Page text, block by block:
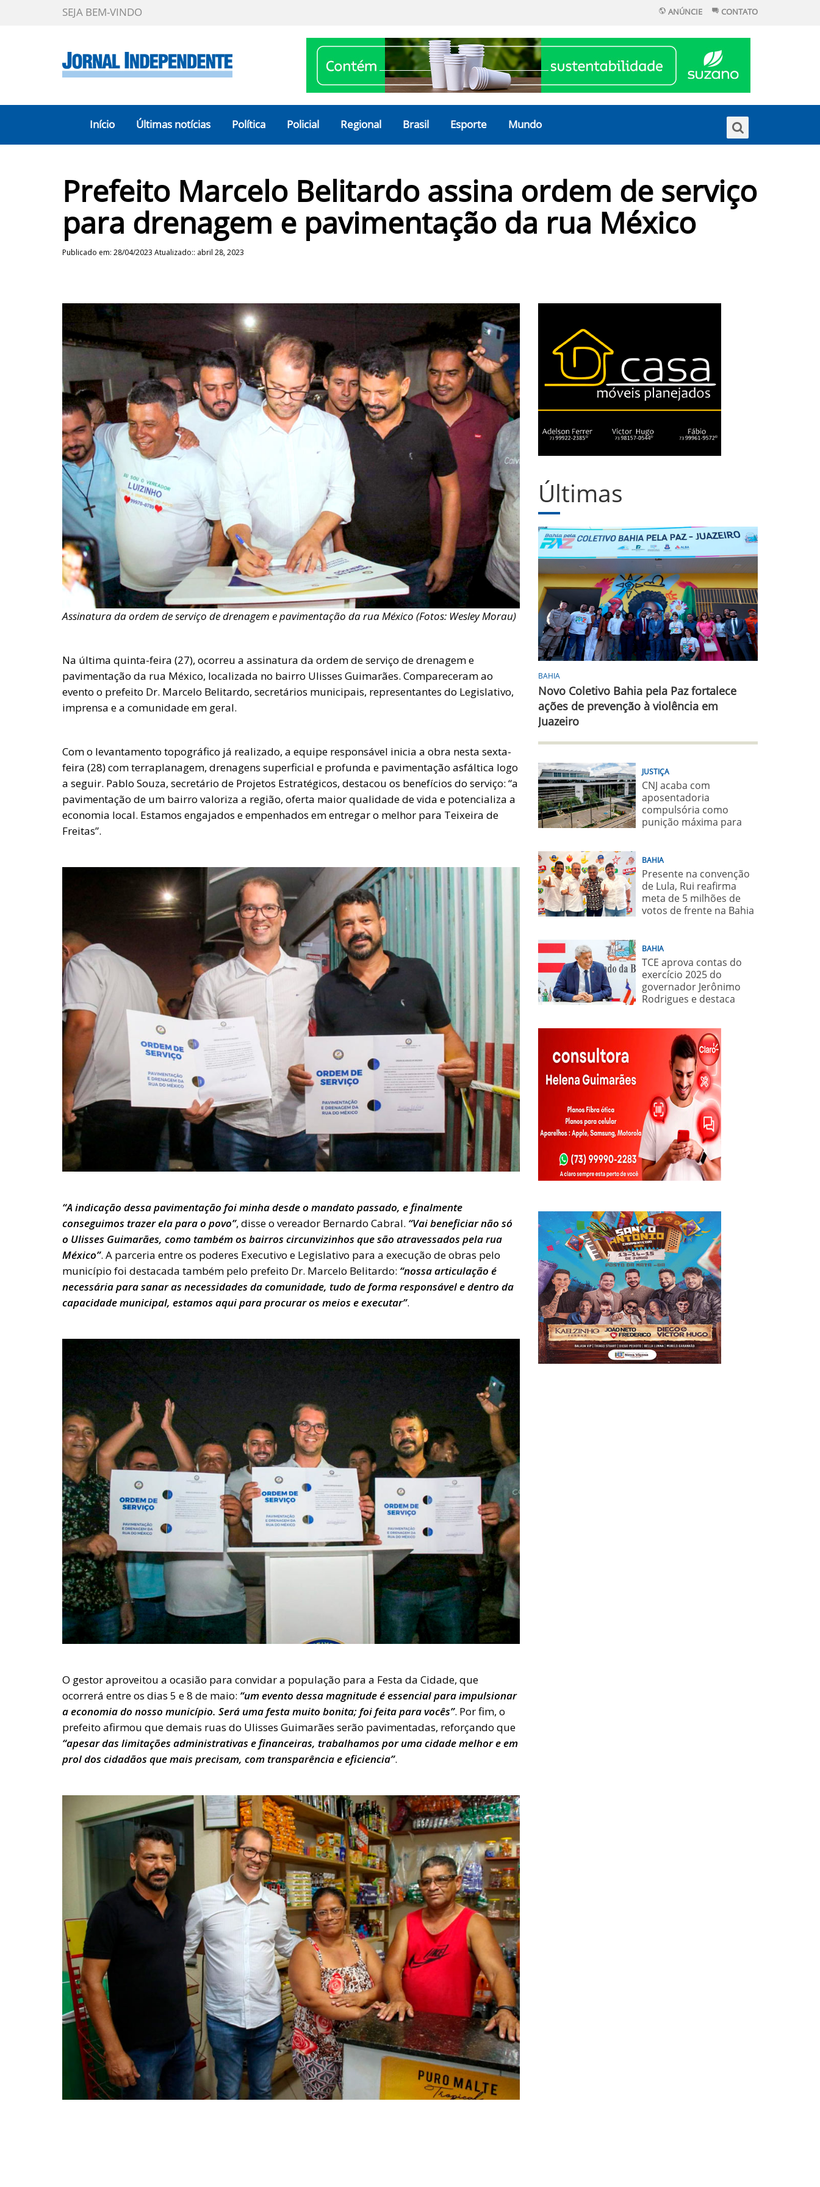
SEJA BEM-VINDO ANÚNCIE CONTATO
Início Últimas notícias Política Policial Regional Brasil Esporte Mundo
Prefeito Marcelo Belitardo assina ordem de serviço
para drenagem e pavimentação da rua México
Publicado em: 28/04/2023 Atualizado:: abril 28, 2023
Assinatura da ordem de serviço de drenagem e pavimentação da rua México (Fotos: Wesley Morau)
Na última quinta-feira (27), ocorreu a assinatura da ordem de serviço de drenagem e
pavimentação da rua México, localizada no bairro Ulisses Guimarães. Compareceram ao
evento o prefeito Dr. Marcelo Belitardo, secretários municipais, representantes do Legislativo,
imprensa e a comunidade em geral.
Com o levantamento topográfico já realizado, a equipe responsável inicia a obra nesta sexta-
feira (28) com terraplanagem, drenagens superficial e profunda e pavimentação asfáltica logo
a seguir. Pablo Souza, secretário de Projetos Estratégicos, destacou os benefícios do serviço: “a
pavimentação de um bairro valoriza a região, oferta maior qualidade de vida e potencializa a
economia local. Estamos engajados e empenhados em entregar o melhor para Teixeira de
Freitas”.
“A indicação dessa pavimentação foi minha desde o mandato passado, e finalmente
conseguimos trazer ela para o povo”, disse o vereador Bernardo Cabral. “Vai beneficiar não só
o Ulisses Guimarães, como também os bairros circunvizinhos que são atravessados pela rua
México”. A parceria entre os poderes Executivo e Legislativo para a execução de obras pelo
município foi destacada também pelo prefeito Dr. Marcelo Belitardo: “nossa articulação é
necessária para sanar as necessidades da comunidade, tudo de forma responsável e dentro da
capacidade municipal, estamos aqui para procurar os meios e executar”.
O gestor aproveitou a ocasião para convidar a população para a Festa da Cidade, que
ocorrerá entre os dias 5 e 8 de maio: “um evento dessa magnitude é essencial para impulsionar
a economia do nosso município. Será uma festa muito bonita; foi feita para vocês”. Por fim, o
prefeito afirmou que demais ruas do Ulisses Guimarães serão pavimentadas, reforçando que
“apesar das limitações administrativas e financeiras, trabalhamos por uma cidade melhor e em
prol dos cidadãos que mais precisam, com transparência e eficiencia”.
Últimas
BAHIA
Novo Coletivo Bahia pela Paz fortalece
ações de prevenção à violência em
Juazeiro
JUSTIÇA
CNJ acaba com
aposentadoria
compulsória como
punição máxima para
BAHIA
Presente na convenção
de Lula, Rui reafirma
meta de 5 milhões de
votos de frente na Bahia
BAHIA
TCE aprova contas do
exercício 2025 do
governador Jerônimo
Rodrigues e destaca